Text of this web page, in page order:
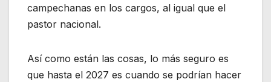
campechanas en los cargos, al igual que el
pastor nacional.
Así como están las cosas, lo más seguro es
que hasta el 2027 es cuando se podrían hacer